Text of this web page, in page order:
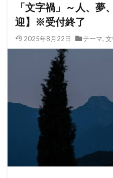
「文字禍」～人、夢
迎】※受付終了
2025年8月22日 テーマ,